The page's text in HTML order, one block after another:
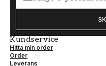
Kundservice
Hitta min order
Order
Leverans